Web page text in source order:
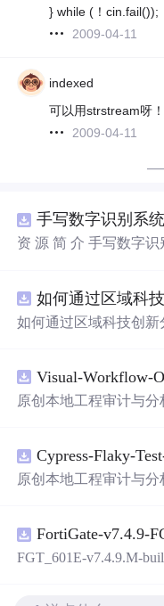
} while (！cin.fail());
2009-04-11
indexed
可以用strstream呀！
2009-04-11
手写数字识别系
资 源 简 介 手写数字
带有直观的图形用户
需要将手写数字输入
是一个非常方便和实
如何通过区域科技创
原创本地工程审计与
README、运行说明
权声明。解压后进入
目源码、Logo、官方
材。适合前端开发、AI
原创本地工程审计与
README、运行说明
权声明。解压后进入
FGT_601E-v7.4.9.M-